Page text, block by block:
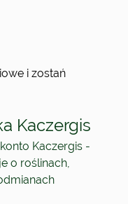
i zostań
Kaczergis
Kaczergis -
o roślinach,